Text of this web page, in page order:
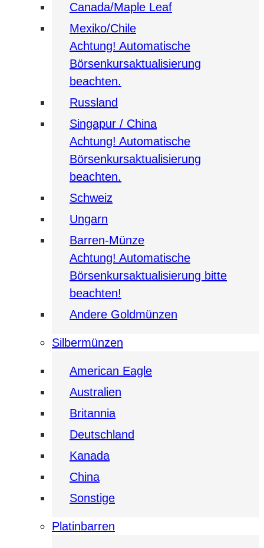
Canada/Maple Leaf
Mexiko/Chile
Achtung! Automatische
Börsenkursaktualisierung
beachten.
Russland
Singapur / China
Achtung! Automatische
Börsenkursaktualisierung
beachten.
Schweiz
Ungarn
Barren-Münze
Achtung! Automatische
Börsenkursaktualisierung bitte
beachten!
Andere Goldmünzen
Silbermünzen
American Eagle
Australien
Britannia
Deutschland
Kanada
China
Sonstige
Platinbarren